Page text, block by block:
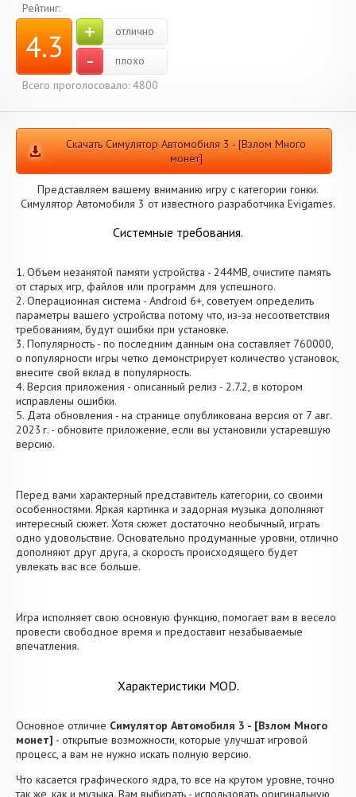
Рейтинг:
4.3 + отлично
-
плохо
Всего проголосовало: 4800
Скачать Симулятор Автомобиля 3 - [Взлом Много
монет]
Представляем вашему вниманию игру с категории гонки.
Симулятор Автомобиля 3 от известного разработчика Evigames.
Системные требования.
1. Объем незанятой памяти устройства - 244MB, очистите память
от старых игр, файлов или программ для успешного.
2. Операционная система - Android 6+, советуем определить
параметры вашего устройства потому что, из-за несоответствия
требованиям, будут ошибки при установке.
3. Популярность - по последним данным она составляет 760000,
о популярности игры четко демонстрирует количество установок,
внесите свой вклад в популярность.
4. Версия приложения - описанный релиз - 2.7.2, в котором
исправлены ошибки.
5. Дата обновления - на странице опубликована версия от 7 авг.
2023 г. - обновите приложение, если вы установили устаревшую
версию.
Перед вами характерный представитель категории, со своими
особенностями. Яркая картинка и задорная музыка дополняют
интересный сюжет. Хотя сюжет достаточно необычный, играть
одно удовольствие. Основательно продуманные уровни, отлично
дополняют друг друга, а скорость происходящего будет
увлекать вас все больше.
Игра исполняет свою основную функцию, помогает вам в весело
провести свободное время и предоставит незабываемые
впечатления.
Характеристики MOD.
Основное отличие Симулятор Автомобиля 3 - [Взлом Много
монет] - открытые возможности, которые улучшат игровой
процесс, а вам не нужно искать полную версию.
Что касается графического ядра, то все на крутом уровне, точно
так же, как и музыка. Вам выбирать - использовать оригинальную